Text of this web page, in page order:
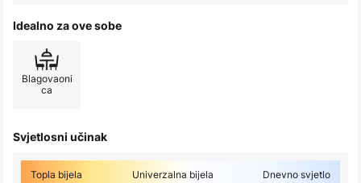
Idealno za ove sobe
Blagovaoni
ca
Svjetlosni učinak
Topla bijela Univerzalna bijela Dnevno svjetlo